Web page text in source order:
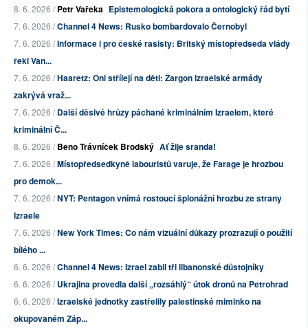
8. 6. 2026 /Petr Vařeka Epistemologická pokora a ontologický řád bytí
7. 6. 2026 /Channel 4 News: Rusko bombardovalo Černobyl
7. 6. 2026 /Informace i pro české rasisty: Britský místopředseda vlády
řekl Van...
7. 6. 2026 /Haaretz: Oni střílejí na děti: Žargon izraelské armády
zakrývá vraž...
7. 6. 2026 /Další děsivé hrůzy páchané kriminálním Izraelem, které
kriminální Č...
8. 6. 2026 /Beno Trávníček Brodský Ať žije sranda!
7. 6. 2026 /Místopředsedkyně labouristů varuje, že Farage je hrozbou
pro demok...
7. 6. 2026 /NYT: Pentagon vnímá rostoucí špionážní hrozbu ze strany
Izraele
7. 6. 2026 /New York Times: Co nám vizuální důkazy prozrazují o použití
bílého ...
6. 6. 2026 /Channel 4 News: Izrael zabil tři libanonské důstojníky
6. 6. 2026 /Ukrajina provedla další „rozsáhlý“ útok dronů na Petrohrad
6. 6. 2026 /Izraelské jednotky zastřelily palestinské miminko na
okupovaném Záp...